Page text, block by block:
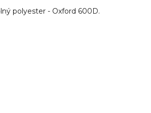
polyester - Oxford 600D.